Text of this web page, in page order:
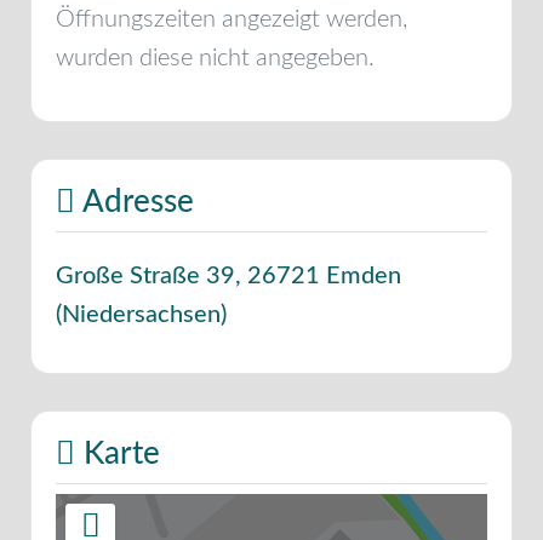
Öffnungszeiten angezeigt werden,
wurden diese nicht angegeben.
Adresse
Große Straße 39, 26721 Emden
(Niedersachsen)
Karte